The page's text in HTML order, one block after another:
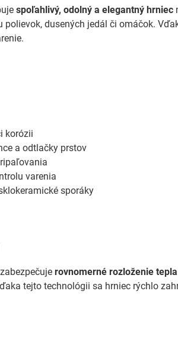
spoľahlivý, odolný a elegantný hrniec
polievok, dusených jedál či omáčok.
korózii
a odtlačky prstov
varenia
sporáky
rovnomerné rozloženie tepla
tejto technológii sa hrniec rýchlo